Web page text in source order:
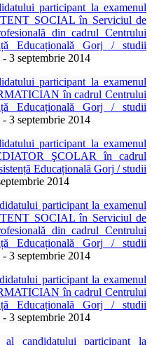
participant la examenul
SOCIAL în Serviciul de
din cadrul Centrului
Educațională Gorj / studii
- 3 septembrie 2014
participant la examenul
în cadrul Centrului
Educațională Gorj / studii
- 3 septembrie 2014
participant la examenul
ŞCOLAR în cadrul
Educațională Gorj / studii
2014
participant la examenul
SOCIAL în Serviciul de
din cadrul Centrului
Educațională Gorj / studii
- 3 septembrie 2014
participant la examenul
în cadrul Centrului
Educațională Gorj / studii
- 3 septembrie 2014
al candidatului participant la